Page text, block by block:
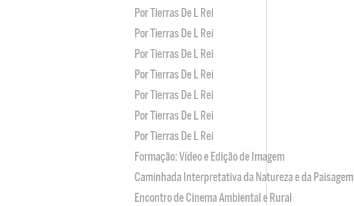
Por Tierras De L Rei
Por Tierras De L Rei
Por Tierras De L Rei
Por Tierras De L Rei
Por Tierras De L Rei
Por Tierras De L Rei
Por Tierras De L Rei
Formação: Vídeo e Edição de Imagem
Caminhada Interpretativa da Natureza e da Paisagem
Encontro de Cinema Ambiental e Rural